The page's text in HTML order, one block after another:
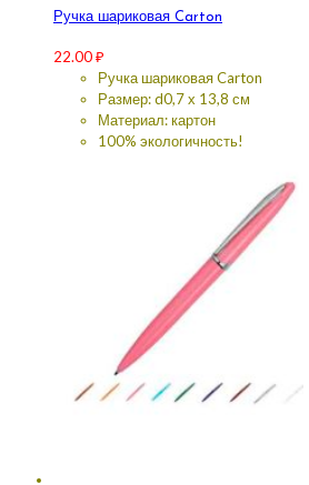
Ручка шариковая Carton
22.00₽
Ручка шариковая Carton
Размер: d0,7 х 13,8 см
Материал: картон
100% экологичность!